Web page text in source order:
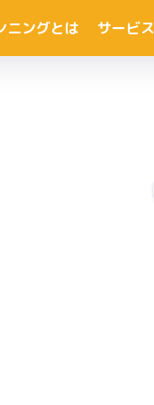
ニングとは サービス